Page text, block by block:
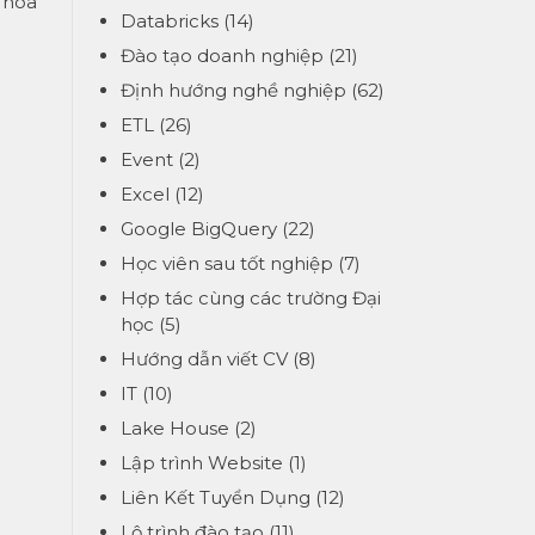
Databricks (14)
Đào tạo doanh nghiệp (21)
Định hướng nghề nghiệp (62)
ETL (26)
Event (2)
Excel (12)
Google BigQuery (22)
Học viên sau tốt nghiệp (7)
Hợp tác cùng các trường Đại
học (5)
Hướng dẫn viết CV(8)
IT (10)
Lake House (2)
Lập trình Website (1)
Liên Kết Tuyển Dụng (12)